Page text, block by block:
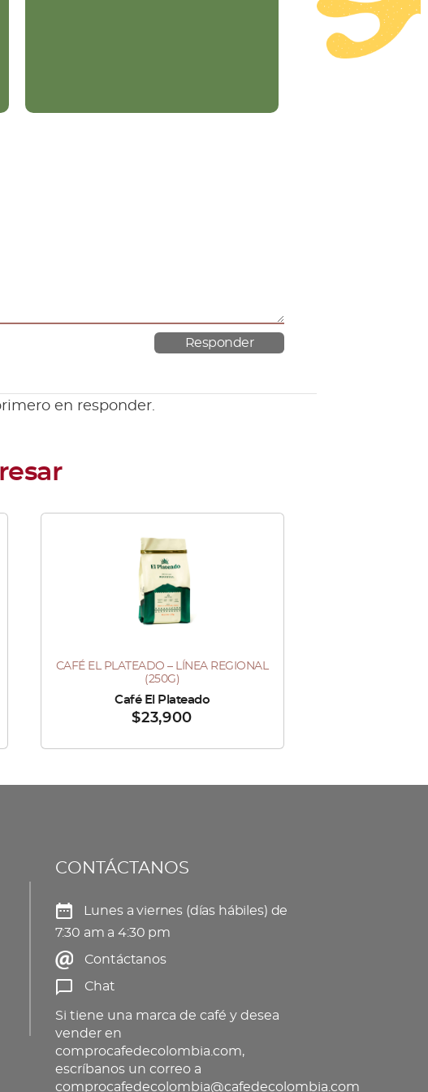
en responder.
producto
tiene
múltiples
variantes.
opciones
se
pueden
elegir
producto
CAFÉ EL PLATEADO – LÍNEA REGIONAL
(250G)
$23,900
Vendido por :Café El Plateado
Este
múltiples
pueden
en
página
de
producto
CONTÁCTANOS
Lunes a viernes (días hábiles) de
7:30 am a 4:30 pm
Contáctanos
Chat
Si tiene una marca de café y desea
vender en
comprocafedecolombia.com,
escríbanos un correo a
comprocafedecolombia@cafedecolombia.com